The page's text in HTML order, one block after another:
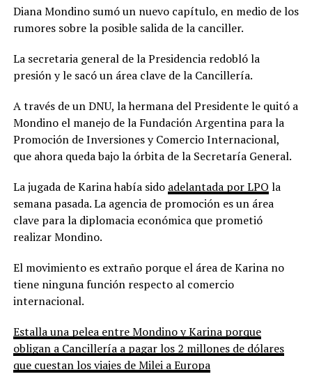
Diana Mondino sumó un nuevo capítulo, en medio de los
rumores sobre la posible salida de la canciller.
La secretaria general de la Presidencia redobló la
presión y le sacó un área clave de la Cancillería.
A través de un DNU, la hermana del Presidente le quitó a
Mondino el manejo de la Fundación Argentina para la
Promoción de Inversiones y Comercio Internacional,
que ahora queda bajo la órbita de la Secretaría General.
La jugada de Karina había sido adelantada por LPO la
semana pasada. La agencia de promoción es un área
clave para la diplomacia económica que prometió
realizar Mondino.
El movimiento es extraño porque el área de Karina no
tiene ninguna función respecto al comercio
internacional.
Estalla una pelea entre Mondino y Karina porque
obligan a Cancillería a pagar los 2 millones de dólares
que cuestan los viajes de Milei a Europa